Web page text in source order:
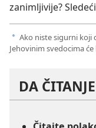
zanimljivije?
a Ako niste sigurni koji
Jehovinim svedocima
DA